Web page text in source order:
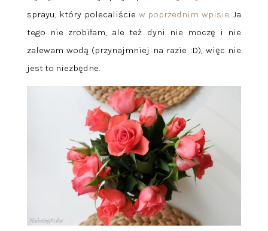
sprayu, który polecaliście w poprzednim wpisie. Ja
tego nie zrobiłam, ale też dyni nie moczę i nie
zalewam wodą (przynajmniej na razie :D), więc nie
jest to niezbędne.